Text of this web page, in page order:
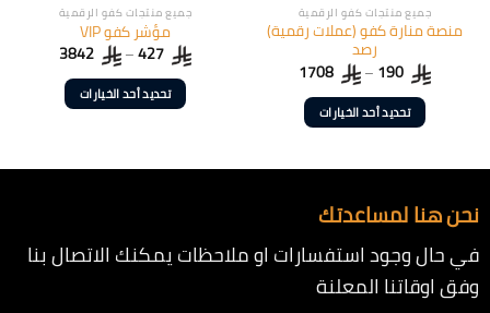
جميع منتجات كفو الرقمية
منصة منارة كفو (عملات رقمية)
رصد
190
–
1708
تحديد أحد الخيارات
هناك
الأشكال
المختلفة
لهذا
المنتج.
يمكن
جميع منتجات كفو الرقمية
مؤشر كفو VIP
427
–
3842
تحديد أحد الخيارات
من
المنتج.
نحن هنا لمساعدتك
في حال وجود استفسارات او ملاحظات يمكنك الاتصال بنا
وفق اوقاتنا المعلنة